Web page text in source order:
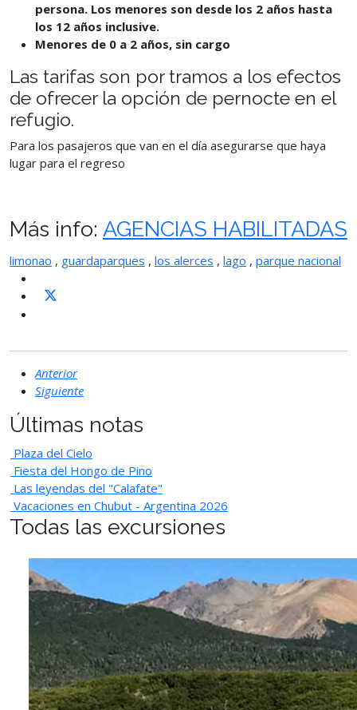
persona. Los menores son desde los 2 años hasta
los 12 años inclusive.
Menores de 0 a 2 años, sin cargo
Las tarifas son por tramos a los efectos
de ofrecer la opción de pernocte en el
refugio.
Para los pasajeros que van en el día asegurarse que haya
lugar para el regreso
Más info: AGENCIAS HABILITADAS
limonao , guardaparques , los alerces , lago , parque nacional
Anterior
Siguiente
Últimas notas
Plaza del Cielo
Fiesta del Hongo de Pino
Las leyendas del "Calafate"
Vacaciones en Chubut - Argentina 2026
Todas las excursiones